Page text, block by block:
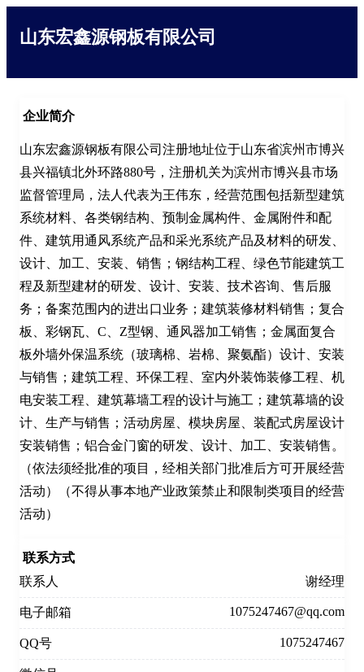
山东宏鑫源钢板有限公司
企业简介
山东宏鑫源钢板有限公司注册地址位于山东省滨州市博兴
县兴福镇北外环路880号，注册机关为滨州市博兴县市场
监督管理局，法人代表为王伟东，经营范围包括新型建筑
系统材料、各类钢结构、预制金属构件、金属附件和配
件、建筑用通风系统产品和采光系统产品及材料的研发、
设计、加工、安装、销售；钢结构工程、绿色节能建筑工
程及新型建材的研发、设计、安装、技术咨询、售后服
务；备案范围内的进出口业务；建筑装修材料销售；复合
板、彩钢瓦、C、Z型钢、通风器加工销售；金属面复合
板外墙外保温系统（玻璃棉、岩棉、聚氨酯）设计、安装
与销售；建筑工程、环保工程、室内外装饰装修工程、机
电安装工程、建筑幕墙工程的设计与施工；建筑幕墙的设
计、生产与销售；活动房屋、模块房屋、装配式房屋设计
安装销售；铝合金门窗的研发、设计、加工、安装销售。
（依法须经批准的项目，经相关部门批准后方可开展经营
活动）（不得从事本地产业政策禁止和限制类项目的经营
活动）
联系方式
联系人
谢经理
电子邮箱 1075247467@qq.com
QQ号 1075247467